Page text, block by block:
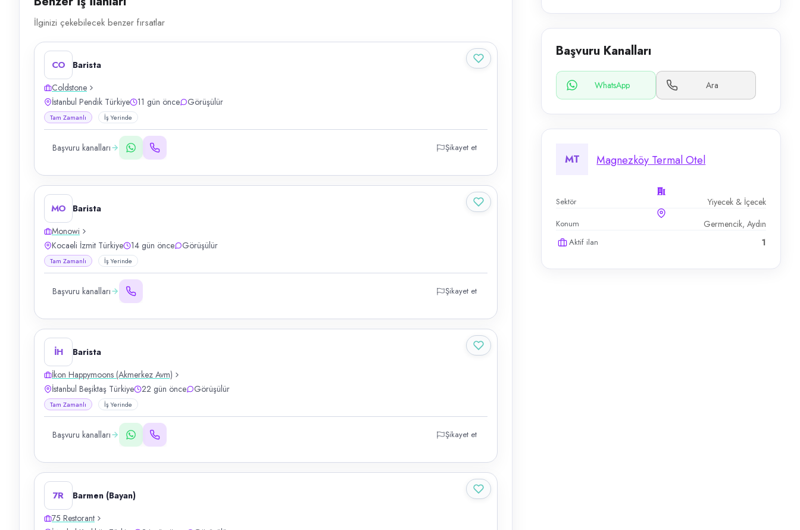
Başvuru Kanalları
WhatsApp Ara
MT Magnezköy Termal Otel
Sektör Yiyecek & İçecek
Konum Germencik, Aydın
Aktif ilan 1
İlginizi çekebilecek benzer fırsatlar
CO
Barista
Coldstone
İstanbul Pendik Türkiye
11 gün önce Görüşülür
Tam Zamanlı İş Yerinde
Başvuru kanalları Şikayet et
MO
Barista
Monowi
Kocaeli İzmit Türkiye
14 gün önce Görüşülür
Tam Zamanlı İş Yerinde
Başvuru kanalları Şikayet et
İH
Barista
İkon Happymoons (Akmerkez Avm)
İstanbul Beşiktaş Türkiye
22 gün önce Görüşülür
Tam Zamanlı İş Yerinde
Başvuru kanalları Şikayet et
7R
Barmen (Bayan)
75 Restorant